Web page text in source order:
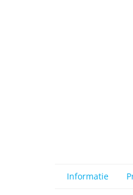
Informatie